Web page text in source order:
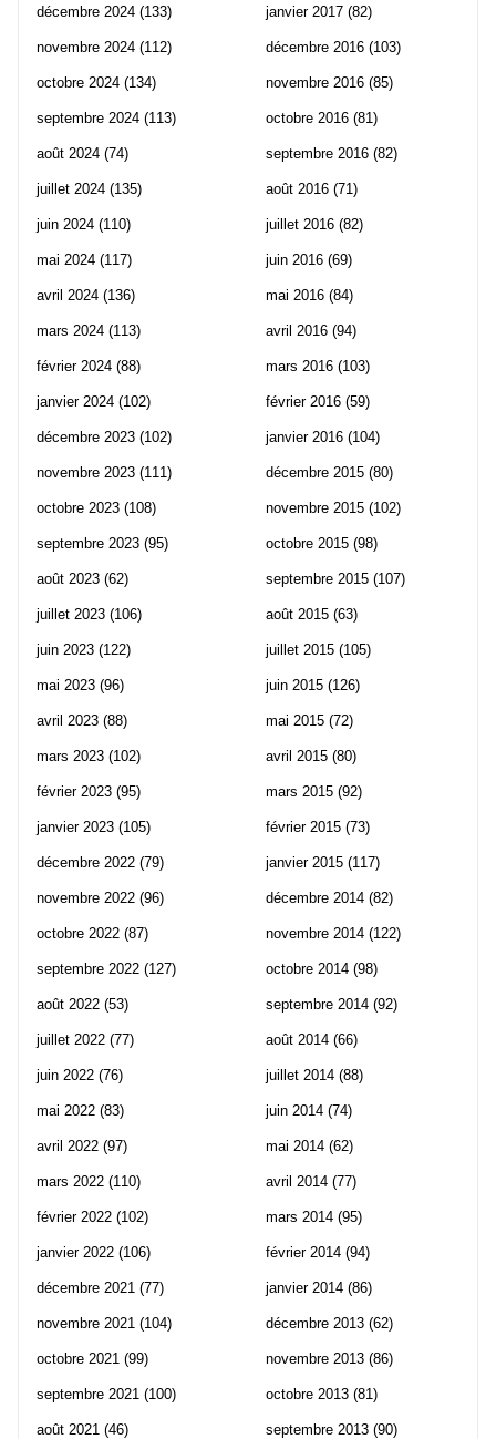
décembre 2024 (133)
novembre 2024 (112)
octobre 2024 (134)
septembre 2024 (113)
août 2024 (74)
juillet 2024 (135)
juin 2024 (110)
mai 2024 (117)
avril 2024 (136)
mars 2024 (113)
février 2024 (88)
janvier 2024 (102)
décembre 2023 (102)
novembre 2023 (111)
octobre 2023 (108)
septembre 2023 (95)
août 2023 (62)
juillet 2023 (106)
juin 2023 (122)
mai 2023 (96)
avril 2023 (88)
mars 2023 (102)
février 2023 (95)
janvier 2023 (105)
décembre 2022 (79)
novembre 2022 (96)
octobre 2022 (87)
septembre 2022 (127)
août 2022 (53)
juillet 2022 (77)
juin 2022 (76)
mai 2022 (83)
avril 2022 (97)
mars 2022 (110)
février 2022 (102)
janvier 2022 (106)
décembre 2021 (77)
novembre 2021 (104)
octobre 2021 (99)
septembre 2021 (100)
août 2021 (46)
janvier 2017 (82)
décembre 2016 (103)
novembre 2016 (85)
octobre 2016 (81)
septembre 2016 (82)
août 2016 (71)
juillet 2016 (82)
juin 2016 (69)
mai 2016 (84)
avril 2016 (94)
mars 2016 (103)
février 2016 (59)
janvier 2016 (104)
décembre 2015 (80)
novembre 2015 (102)
octobre 2015 (98)
septembre 2015 (107)
août 2015 (63)
juillet 2015 (105)
juin 2015 (126)
mai 2015 (72)
avril 2015 (80)
mars 2015 (92)
février 2015 (73)
janvier 2015 (117)
décembre 2014 (82)
novembre 2014 (122)
octobre 2014 (98)
septembre 2014 (92)
août 2014 (66)
juillet 2014 (88)
juin 2014 (74)
mai 2014 (62)
avril 2014 (77)
mars 2014 (95)
février 2014 (94)
janvier 2014 (86)
décembre 2013 (62)
novembre 2013 (86)
octobre 2013 (81)
septembre 2013 (90)